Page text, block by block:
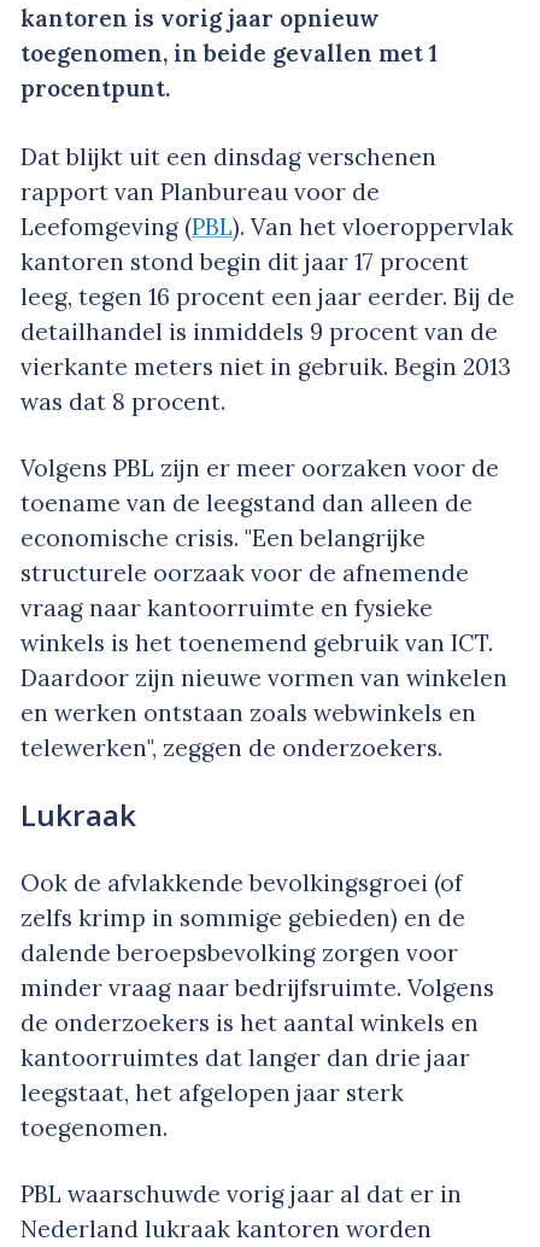
kantoren is vorig jaar opnieuw
toegenomen, in beide gevallen met 1
procentpunt.
Dat blijkt uit een dinsdag verschenen
rapport van Planbureau voor de
Leefomgeving (PBL). Van het vloeroppervlak
kantoren stond begin dit jaar 17 procent
leeg, tegen 16 procent een jaar eerder. Bij de
detailhandel is inmiddels 9 procent van de
vierkante meters niet in gebruik. Begin 2013
was dat 8 procent.
Volgens PBL zijn er meer oorzaken voor de
toename van de leegstand dan alleen de
economische crisis. "Een belangrijke
structurele oorzaak voor de afnemende
vraag naar kantoorruimte en fysieke
winkels is het toenemend gebruik van ICT.
Daardoor zijn nieuwe vormen van winkelen
en werken ontstaan zoals webwinkels en
telewerken", zeggen de onderzoekers.
Lukraak
Ook de afvlakkende bevolkingsgroei (of
zelfs krimp in sommige gebieden) en de
dalende beroepsbevolking zorgen voor
minder vraag naar bedrijfsruimte. Volgens
de onderzoekers is het aantal winkels en
kantoorruimtes dat langer dan drie jaar
leegstaat, het afgelopen jaar sterk
toegenomen.
PBL waarschuwde vorig jaar al dat er in
Nederland lukraak kantoren worden